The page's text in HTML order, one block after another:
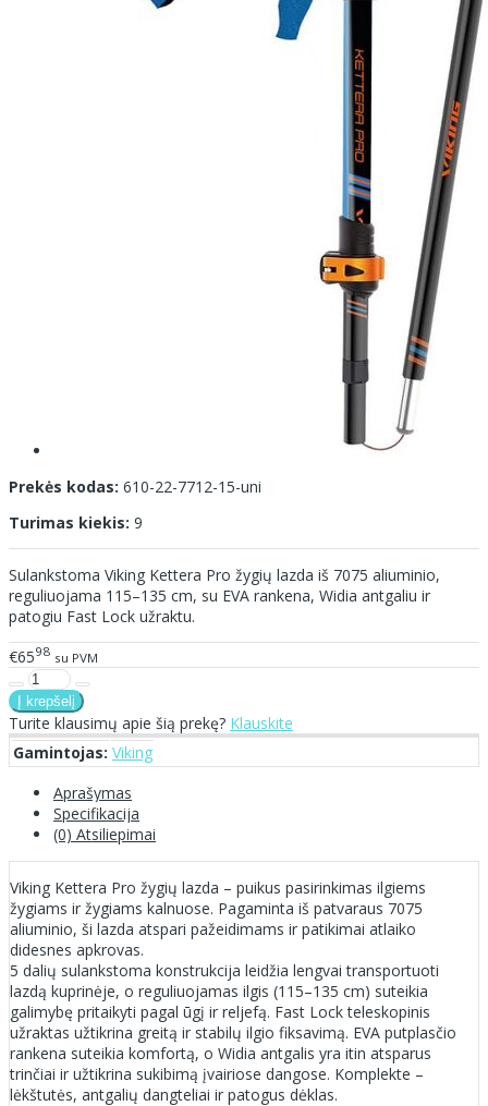
Prekės kodas: 610-22-7712-15-uni
Turimas kiekis: 9
Sulankstoma Viking Kettera Pro žygių lazda iš 7075 aliuminio,
reguliuojama 115–135 cm, su EVA rankena, Widia antgaliu ir
patogiu Fast Lock užraktu.
€6598 su PVM
Turite klausimų apie šią prekę? Klauskite
Gamintojas: Viking
Aprašymas
Specifikacija
(0) Atsiliepimai
Viking Kettera Pro žygių lazda – puikus pasirinkimas ilgiems
žygiams ir žygiams kalnuose. Pagaminta iš patvaraus 7075
aliuminio, ši lazda atspari pažeidimams ir patikimai atlaiko
didesnes apkrovas.
5 dalių sulankstoma konstrukcija leidžia lengvai transportuoti
lazdą kuprinėje, o reguliuojamas ilgis (115–135 cm) suteikia
galimybę pritaikyti pagal ūgį ir reljefą. Fast Lock teleskopinis
užraktas užtikrina greitą ir stabilų ilgio fiksavimą. EVA putplasčio
rankena suteikia komfortą, o Widia antgalis yra itin atsparus
trinčiai ir užtikrina sukibimą įvairiose dangose. Komplekte –
lėkštutės, antgalių dangteliai ir patogus dėklas.